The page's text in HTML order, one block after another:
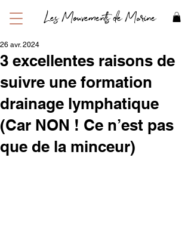
Les Mouvements de Marine
3 excellentes raisons de
suivre une formation
drainage lymphatique
(Car NON ! Ce n’est pas
que de la minceur)
26 avr. 2024